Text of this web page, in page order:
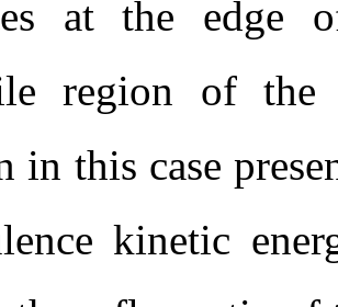
at the
region of
in this case
kinetic